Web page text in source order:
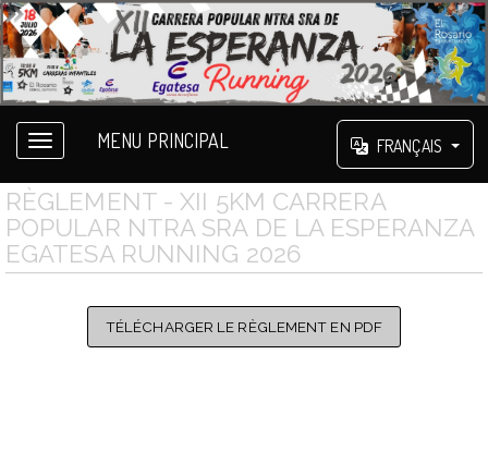
MENU PRINCIPAL FRANÇAIS
RÈGLEMENT - XII 5KM CARRERA
POPULAR NTRA SRA DE LA ESPERANZA
EGATESA RUNNING 2026
TÉLÉCHARGER LE RÈGLEMENT EN PDF